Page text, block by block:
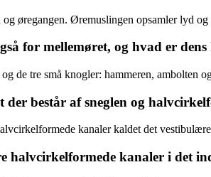
øregangen. Øremuslingen opsamler lyd
for mellemøret, og hvad er
de tre små knogler: hammeren,
der består af sneglen og
kanaler kaldet det
halvcirkelformede kanaler i det